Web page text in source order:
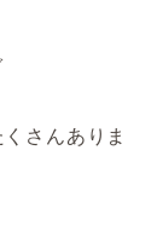
さんありま